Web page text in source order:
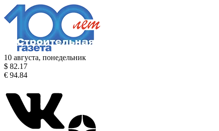
10 августа, понедельник
$ 82.17
€ 94.84